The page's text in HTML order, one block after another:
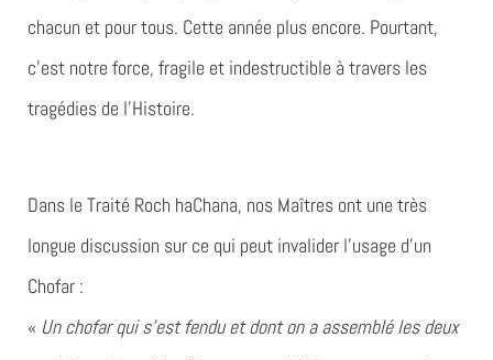
chacun et pour tous. Cette année plus encore. Pourtant,
c’est notre force, fragile et indestructible à travers les
tragédies de l’Histoire.
Dans le Traité Roch haChana, nos Maîtres ont une très
longue discussion sur ce qui peut invalider l’usage d’un
Chofar :
« Un chofar qui s’est fendu et dont on a assemblé les deux